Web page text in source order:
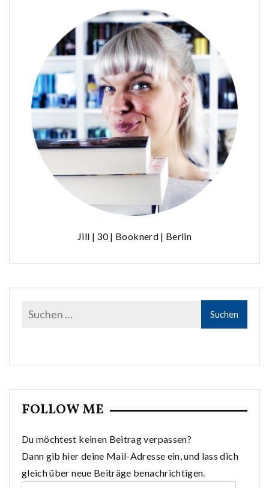
Jill | 30 | Booknerd | Berlin
FOLLOW ME
Du möchtest keinen Beitrag verpassen?
Dann gib hier deine Mail-Adresse ein, und lass dich
gleich über neue Beiträge benachrichtigen.